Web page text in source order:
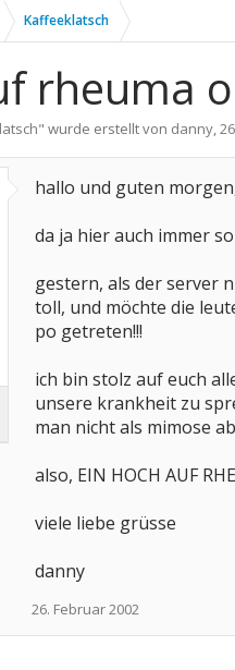
Kaffeeklatsch
rheuma
" wurde erstellt von danny,
hallo und guten
da ja hier auch immer
gestern, als der server
toll, und möchte die
po getreten!!!
ich bin stolz auf euch
unsere krankheit zu
man nicht als mimose
also, EIN HOCH AUF
viele liebe grüsse
danny
26. Februar 2002